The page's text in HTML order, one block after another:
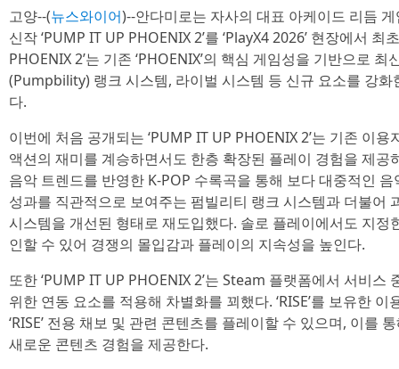
고양--(뉴스와이어)--안다미로는 자사의 대표 아케이드 리듬
신작 ‘PUMP IT UP PHOENIX 2’를 ‘PlayX4 2026’ 현장에서
PHOENIX 2’는 기존 ‘PHOENIX’의 핵심 게임성을 기반으로
(Pumpbility) 랭크 시스템, 라이벌 시스템 등 신규 요소를 강
다.
이번에 처음 공개되는 ‘PUMP IT UP PHOENIX 2’는 기존 이
액션의 재미를 계승하면서도 한층 확장된 플레이 경험을 제공
음악 트렌드를 반영한 K-POP 수록곡을 통해 보다 대중적인
성과를 직관적으로 보여주는 펌빌리티 랭크 시스템과 더불어
시스템을 개선된 형태로 재도입했다. 솔로 플레이에서도 지정
인할 수 있어 경쟁의 몰입감과 플레이의 지속성을 높인다.
또한 ‘PUMP IT UP PHOENIX 2’는 Steam 플랫폼에서 서비스
위한 연동 요소를 적용해 차별화를 꾀했다. ‘RISE’를 보유한 이
‘RISE’ 전용 채보 및 관련 콘텐츠를 플레이할 수 있으며, 이를
새로운 콘텐츠 경험을 제공한다.